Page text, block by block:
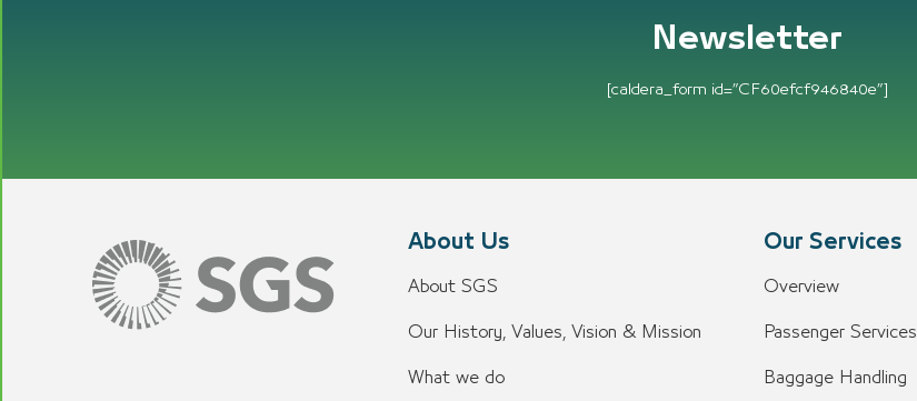
Newsletter
[caldera_form id=”CF60efcf946840e”]
About Us
About SGS
Our History, Values, Vision & Mission
What we do
Our Services
Overview
Passenger Services
Baggage Handling